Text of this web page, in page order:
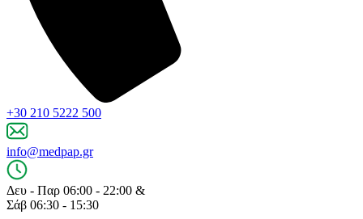
+30 210 5222 500
info@medpap.gr
Δευ - Παρ 06:00 - 22:00 &
Σάβ 06:30 - 15:30